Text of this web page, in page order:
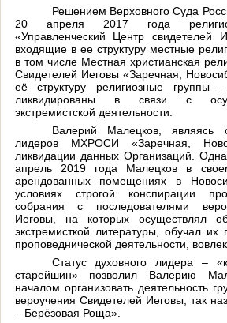
Решением Верховного Суда
20 апреля 2017 года
«Управленческий Центр свидетелей
входящие в ее структуру местные
в том числе Местная христианская
Свидетелей Иеговы «Заречная,
её структуру религиозные группы
ликвидированы в связи с
экстремистской деятельности.
Валерий Малецков, являясь
лидеров МХРОСИ «Заречная,
ликвидации данных Организаций.
апрель 2019 года Малецков в
арендованных помещениях в
условиях строгой конспирации
собрания с последователями
Иеговы, на которых осуществлял
экстремисткой литературы, обучал
проповеднической деятельности,
Статус духовного лидера –
старейшин» позволил Валерию
началом организовать деятельность
вероучения Свидетелей Иеговы, так
– Берёзовая Роща».